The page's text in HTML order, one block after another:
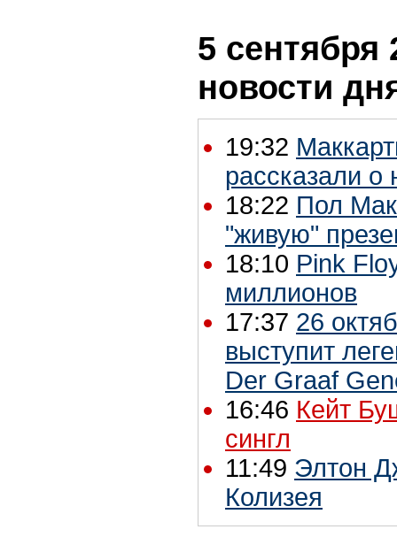
5 сентября
новости
19:32
рассказали
18:22 Пол
"живую"
18:10 Pink
миллионов
17:37 26
выступит
Der Graaf
16:46 Кейт
сингл
11:49 Элтон
Колизея